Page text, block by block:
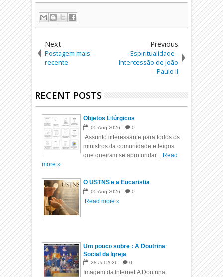
Next
Postagem mais
recente
Previous
Espiritualidade -
Intercessão de João
Paulo II
RECENT POSTS
Objetos Litúrgicos
05 Aug 2026 0
Assunto interessante para todos os
ministros da comunidade e leigos
que queiram se aprofundar ...Read
more »
O USTNS e a Eucaristia
05 Aug 2026 0
Read more »
Um pouco sobre : A Doutrina
Social da Igreja
28 Jul 2026 0
Imagem da Internet A Doutrina